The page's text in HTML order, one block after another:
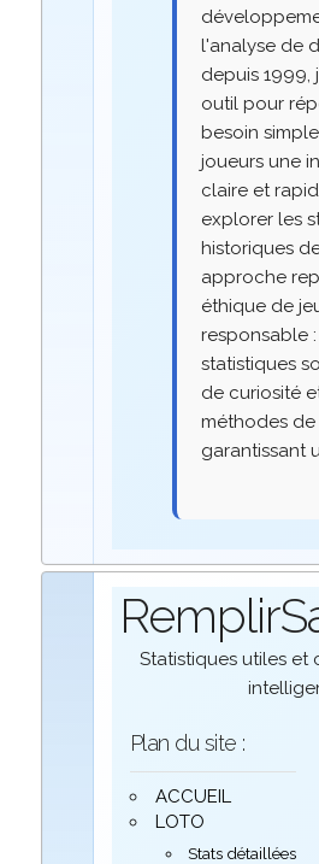
l'analyse de
depuis 1999,
outil pour
besoin
joueurs une
claire et
explorer les
historiques
approche
éthique de
responsable
statistiques
de curiosité
méthodes
garantissant
Statistiques utiles et
Plan du site :
ACCUEIL
LOTO
Stats détaillées